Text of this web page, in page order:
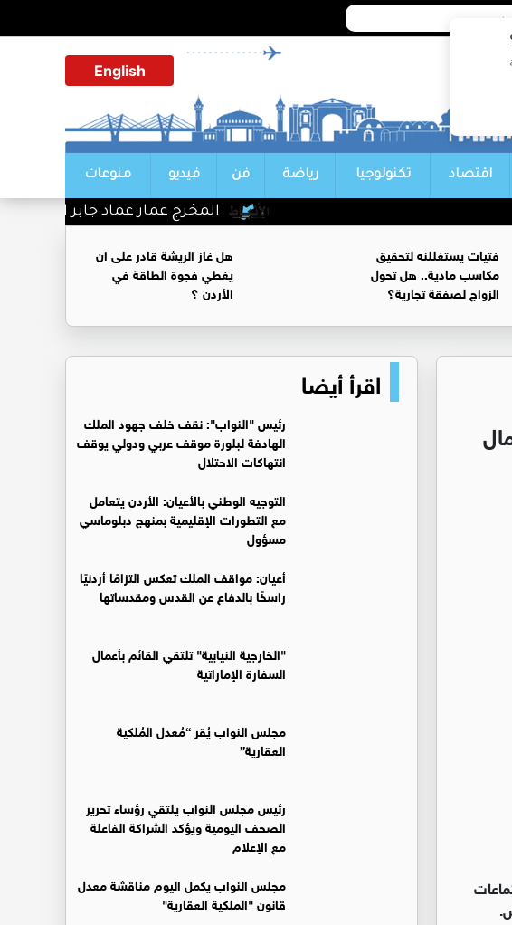
English
اقتصاد تكنولوجيا رياضة فن فيديو منوعات
المخرج عمار عماد جابر الف مبروك
فتيات يستغللنه لتحقيق
مكاسب مادية.. هل تحول
الزواج لصفقة تجارية؟
هل غاز الريشة قادر على ان
يغطي فجوة الطاقة في
الأردن ؟
اقرأ أيضا
رئيس "النواب": نقف خلف جهود الملك
الهادفة لبلورة موقف عربي ودولي يوقف
انتهاكات الاحتلال
التوجيه الوطني بالأعيان: الأردن يتعامل
مع التطورات الإقليمية بمنهج دبلوماسي
مسؤول
أعيان: مواقف الملك تعكس التزامًا أردنيًا
راسخًا بالدفاع عن القدس ومقدساتها
"الخارجية النيابية" تلتقي القائم بأعمال
السفارة الإماراتية
مجلس النواب يُقر “مُعدل المُلكية
العقارية”
رئيس مجلس النواب يلتقي رؤساء تحرير
الصحف اليومية ويؤكد الشراكة الفاعلة
مع الإعلام
مجلس النواب يكمل اليوم مناقشة معدل
قانون "الملكية العقارية"